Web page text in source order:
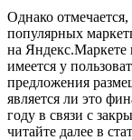
Однако
популярных
на Яндекс.Маркете
имеется у
предложения
является ли это
году в связи с
читайте далее в